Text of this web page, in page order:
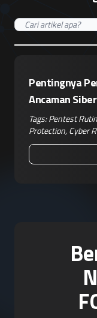
Pentingnya
Ancaman Siber
Tags:Pentest Rutin
Protection,Cyber